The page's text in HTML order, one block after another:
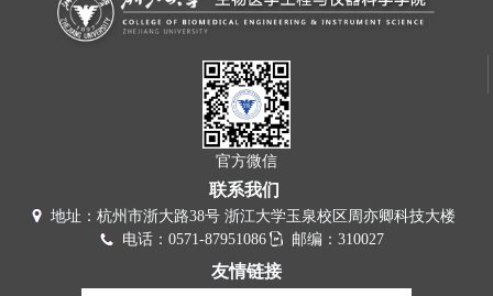
官方微信
联系我们
地址：杭州市浙大路38号 浙江大学玉泉校区周亦卿科技大楼
电话：0571-87951086
邮编：310027
友情链接